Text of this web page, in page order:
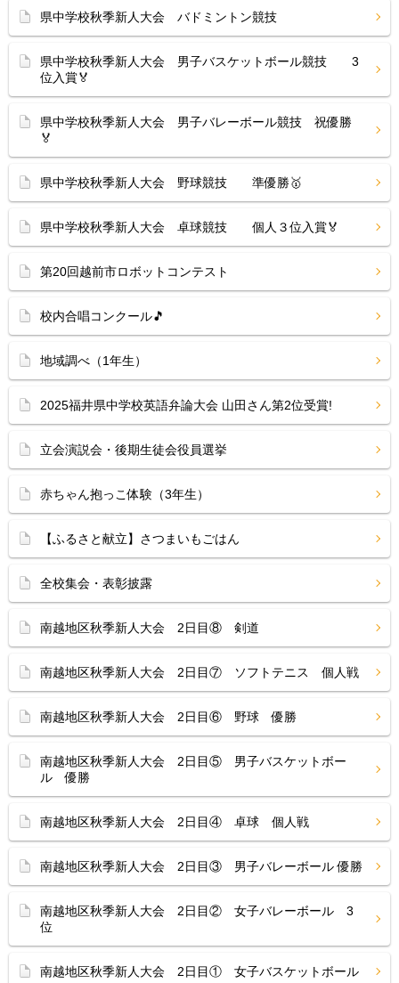
県中学校秋季新人大会 バドミントン競技
県中学校秋季新人大会 男子バスケットボール競技 3
位入賞🏅
県中学校秋季新人大会 男子バレーボール競技 祝優勝
🏅
県中学校秋季新人大会 野球競技 準優勝🥇
県中学校秋季新人大会 卓球競技 個人３位入賞🏅
第20回越前市ロボットコンテスト
校内合唱コンクール🎵
地域調べ（1年生）
2025福井県中学校英語弁論大会 山田さん第2位受賞!
立会演説会・後期生徒会役員選挙
赤ちゃん抱っこ体験（3年生）
【ふるさと献立】さつまいもごはん
全校集会・表彰披露
南越地区秋季新人大会 2日目⑧ 剣道
南越地区秋季新人大会 2日目⑦ ソフトテニス 個人戦
南越地区秋季新人大会 2日目⑥ 野球 優勝
南越地区秋季新人大会 2日目⑤ 男子バスケットボー
ル 優勝
南越地区秋季新人大会 2日目④ 卓球 個人戦
南越地区秋季新人大会 2日目③ 男子バレーボール 優勝
南越地区秋季新人大会 2日目② 女子バレーボール 3
位
南越地区秋季新人大会 2日目① 女子バスケットボール